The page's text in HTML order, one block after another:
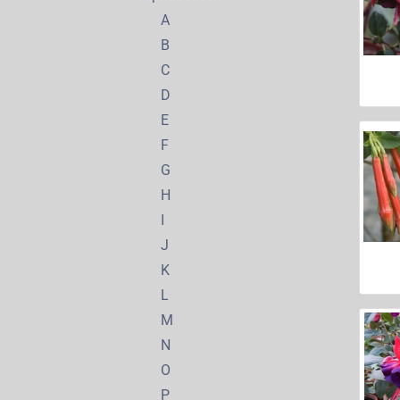
A
B
C
D
E
F
G
H
I
J
K
L
M
N
O
P